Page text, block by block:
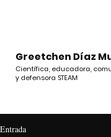
Greetchen Díaz
Científica, educadora,
y defensora STEAM
Entrada